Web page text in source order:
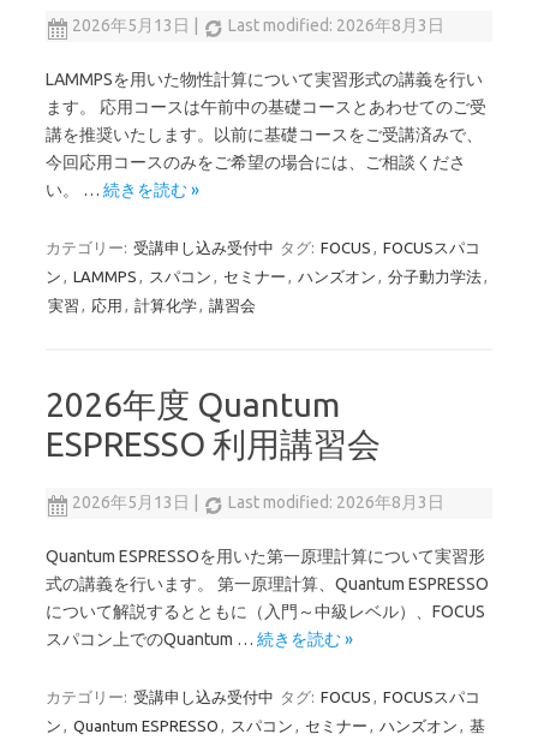
2026年5月13日 Last modified: 2026年8月3日
LAMMPSを用いた物性計算について実習形式の講義を行い
ます。 応用コースは午前中の基礎コースとあわせてのご受
講を推奨いたします。以前に基礎コースをご受講済みで、
今回応用コースのみをご希望の場合には、ご相談くださ
い。 … 続きを読む »
カテゴリー: 受講申し込み受付中 タグ: FOCUS , FOCUSスパコ
ン , LAMMPS , スパコン , セミナー , ハンズオン , 分子動力学法,
実習 , 応用 , 計算化学, 講習会
2026年度 Quantum
ESPRESSO 利用講習会
2026年5月13日 Last modified: 2026年8月3日
Quantum ESPRESSOを用いた第一原理計算について実習形
式の講義を行います。 第一原理計算、Quantum ESPRESSO
について解説するとともに（入門～中級レベル）、FOCUS
スパコン上でのQuantum … 続きを読む »
カテゴリー: 受講申し込み受付中 タグ: FOCUS , FOCUSスパコ
ン , Quantum ESPRESSO , スパコン , セミナー , ハンズオン , 基